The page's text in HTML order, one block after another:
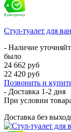
Стул-туалет для
- Наличие
было
24 662 руб
22 420 руб
Позвонить и
- Доставка 1-2 дня
При условии
Доставка без